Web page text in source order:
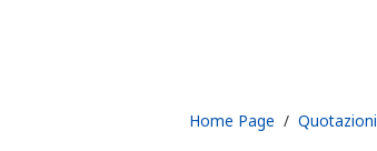
Home Page / Quotazioni